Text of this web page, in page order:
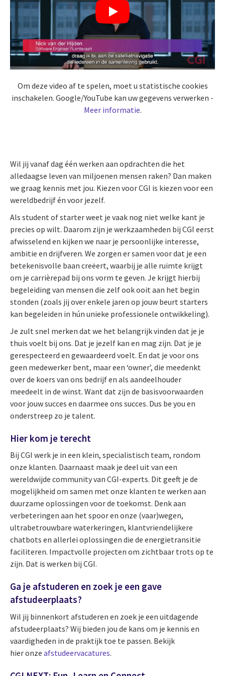
Om deze video af te spelen, moet u statistische cookies
inschakelen. Google/YouTube kan uw gegevens verwerken -
Meer informatie.
Wil jij vanaf dag één werken aan opdrachten die het
alledaagse leven van miljoenen mensen raken? Dan maken
we graag kennis met jou. Kiezen voor CGI is kiezen voor een
wereldbedrijf én voor jezelf.
Als student of starter weet je vaak nog niet welke kant je
precies op wilt. Daarom zijn je werkzaamheden bij CGI eerst
afwisselend en kijken we naar je persoonlijke interesse,
ambitie en drijfveren. We zorgen er samen voor dat je een
betekenisvolle baan creëert, waarbij je alle ruimte krijgt
om je carrièrepad bij ons vorm te geven. Je krijgt hierbij
begeleiding van mensen die zelf ook ooit aan het begin
stonden (zoals jij over enkele jaren op jouw beurt starters
kan begeleiden in hún unieke professionele ontwikkeling).
Je zult snel merken dat we het belangrijk vinden dat je je
thuis voelt bij ons. Dat je jezelf kan en mag zijn. Dat je je
gerespecteerd en gewaardeerd voelt. En dat je voor ons
geen medewerker bent, maar een ‘owner’, die meedenkt
over de koers van ons bedrijf en als aandeelhouder
meedeelt in de winst. Want dat zijn de basisvoorwaarden
voor jouw succes en daarmee ons succes. Dus be you en
onderstreep zo je talent.
Hier kom je terecht
Bij CGI werk je in een klein, specialistisch team, rondom
onze klanten. Daarnaast maak je deel uit van een
wereldwijde community van CGI-experts. Dit geeft je de
mogelijkheid om samen met onze klanten te werken aan
duurzame oplossingen voor de toekomst. Denk aan
verbeteringen aan het spoor en onze (vaar)wegen,
ultrabetrouwbare waterkeringen, klantvriendelijkere
chatbots en allerlei oplossingen die de energietransitie
faciliteren. Impactvolle projecten om zichtbaar trots op te
zijn. Dat is werken bij CGI.
Ga je afstuderen en zoek je een gave
afstudeerplaats?
Wil jij binnenkort afstuderen en zoek je een uitdagende
afstudeerplaats? Wij bieden jou de kans om je kennis en
vaardigheden in de praktijk toe te passen. Bekijk
hier onze afstudeervacatures.